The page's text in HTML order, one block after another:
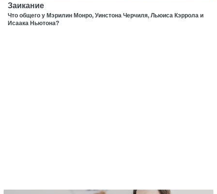
Заикание
Что общего у Мэрилин Монро, Уинстона Черчиля, Льюиса Кэррола и
Исаака Ньютона?